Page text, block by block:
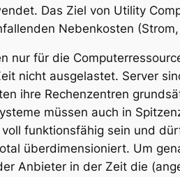
Das Ziel von Utility
Nebenkosten
nur für die
nicht ausgelastet. Server
ihre Rechenzentren
müssen auch in
funktionsfähig sein und
überdimensioniert. Um
Anbieter in der Zeit die